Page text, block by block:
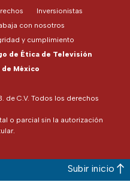
de C.V. Todos los derechos
o parcial sin la autorización
Inversionistas
con nosotros
y cumplimiento
de Ética de Televisión
México
Subir inicio